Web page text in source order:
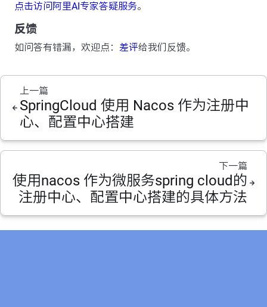
点击访问阿里AI专家答疑服务。
反馈
如问答有错漏，欢迎点： 差评给我们反馈。
上一篇
SpringCloud 使用 Nacos 作为注册中
心、配置中心搭建
下一篇
使用nacos 作为微服务spring cloud的
注册中心、配置中心搭建的具体方法